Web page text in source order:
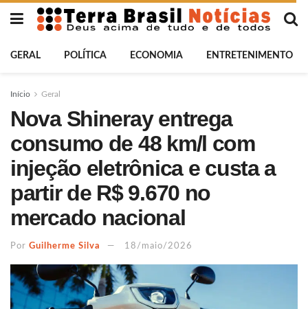
GERAL POLÍTICA ECONOMIA ENTRETENIMENTO
Início Geral
Nova Shineray entrega
consumo de 48 km/l com
injeção eletrônica e custa a
partir de R$ 9.670 no
mercado nacional
Por Guilherme Silva 18/maio/2026